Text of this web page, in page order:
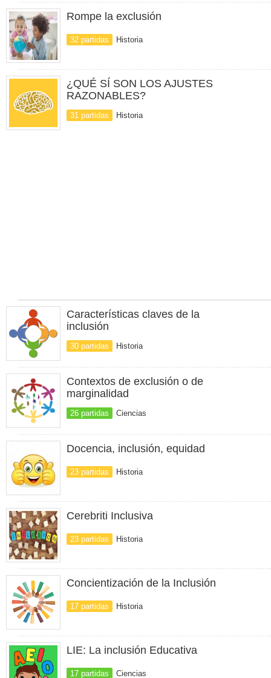
Rompe la exclusión
32 partidas Historia
¿QUÉ SÍ SON LOS AJUSTES
RAZONABLES?
31 partidas Historia
Características claves de la
inclusión
30 partidas Historia
Contextos de exclusión o de
marginalidad
26 partidas Ciencias
Docencia, inclusión, equidad
23 partidas Historia
Cerebriti Inclusiva
23 partidas Historia
Concientización de la Inclusión
17 partidas Historia
LIE: La inclusión Educativa
17 partidas Ciencias